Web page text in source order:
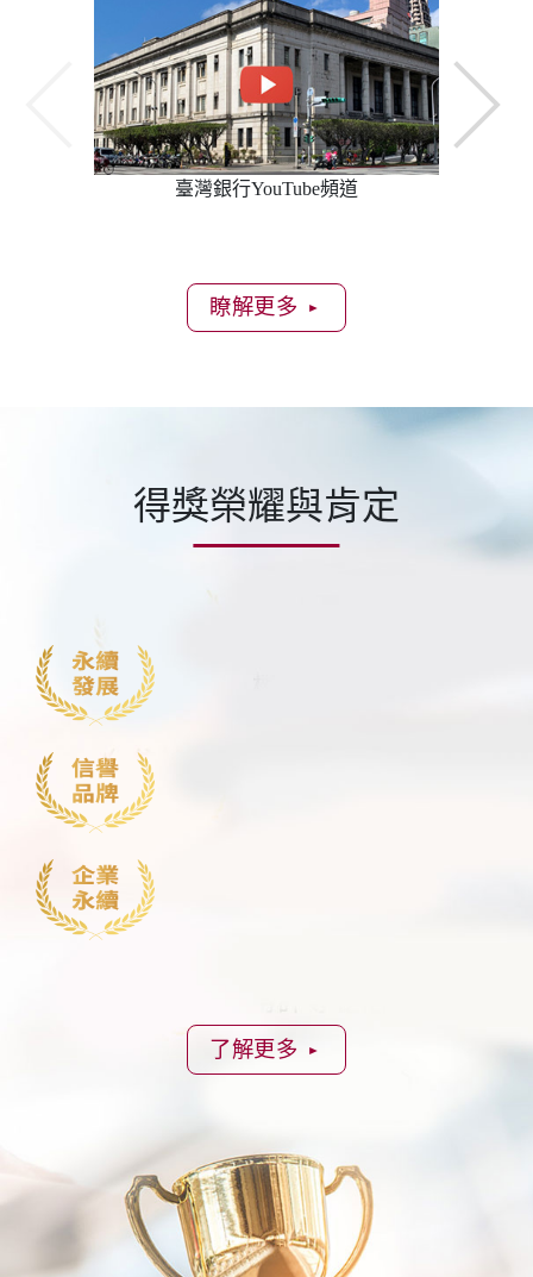
臺灣銀行YouTube頻道
瞭解更多 ►
得獎榮耀與肯定
了解更多 ►